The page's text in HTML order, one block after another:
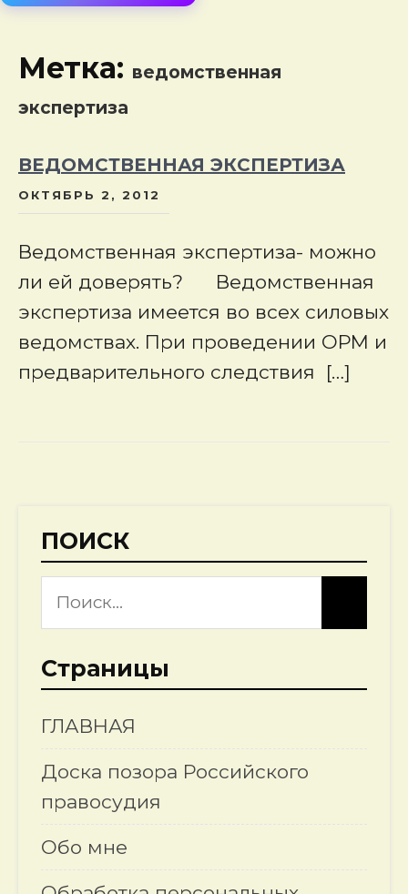
Метка: ведомственная
экспертиза
ВЕДОМСТВЕННАЯ ЭКСПЕРТИЗА
ОКТЯБРЬ 2, 2012
Ведомственная экспертиза- можно
ли ей доверять? Ведомственная
экспертиза имеется во всех силовых
ведомствах. При проведении ОРМ и
предварительного следствия […]
ПОИСК
Страницы
ГЛАВНАЯ
Доска позора Российского
правосудия
Обо мне